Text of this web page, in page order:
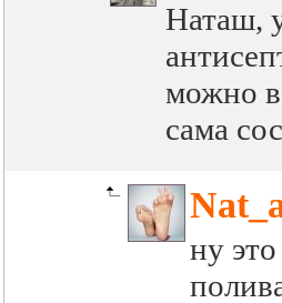
Наташ,
можно
сама
ну